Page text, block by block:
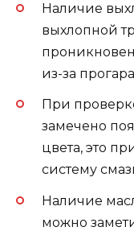
Наличие
выхлопной
из-за
При
замечено
цвета, это
систему
Наличие
можно